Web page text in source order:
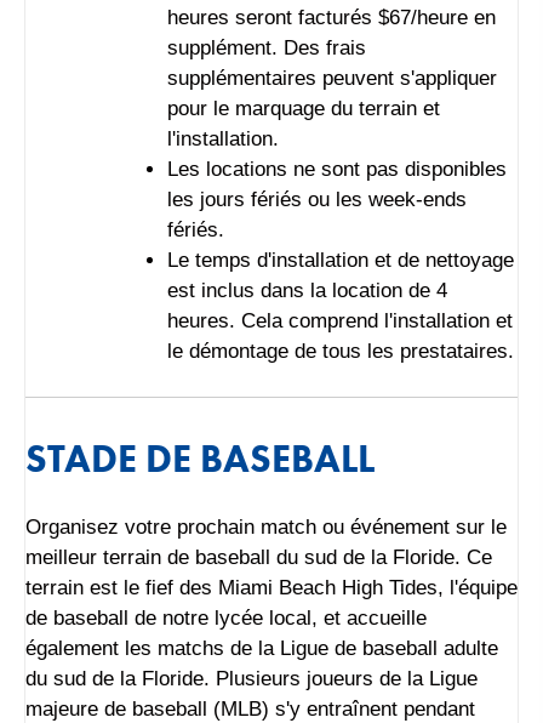
heures seront facturés $67/heure en
supplément. Des frais
supplémentaires peuvent s'appliquer
pour le marquage du terrain et
l'installation.
Les locations ne sont pas disponibles
les jours fériés ou les week-ends
fériés.
Le temps d'installation et de nettoyage
est inclus dans la location de 4
heures. Cela comprend l'installation et
le démontage de tous les prestataires.
STADE DE BASEBALL
Organisez votre prochain match ou événement sur le
meilleur terrain de baseball du sud de la Floride. Ce
terrain est le fief des Miami Beach High Tides, l'équipe
de baseball de notre lycée local, et accueille
également les matchs de la Ligue de baseball adulte
du sud de la Floride. Plusieurs joueurs de la Ligue
majeure de baseball (MLB) s'y entraînent pendant